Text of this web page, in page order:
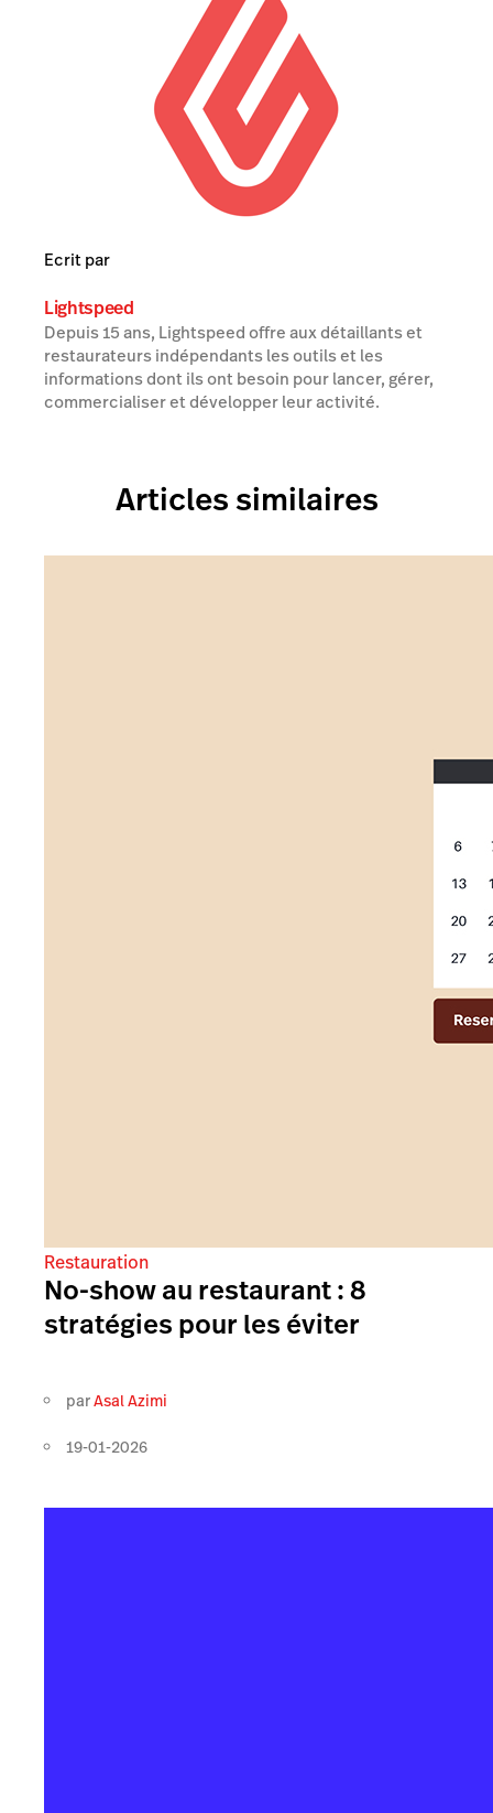
Ecrit par
Lightspeed
Depuis 15 ans, Lightspeed offre aux détaillants et
restaurateurs indépendants les outils et les
informations dont ils ont besoin pour lancer, gérer,
commercialiser et développer leur activité.
Articles similaires
Restauration
No-show au restaurant : 8
stratégies pour les éviter
parAsal Azimi
19-01-2026